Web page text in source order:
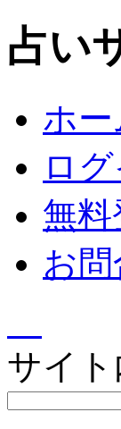
占い
ホー
ロ
無料
お
サイト